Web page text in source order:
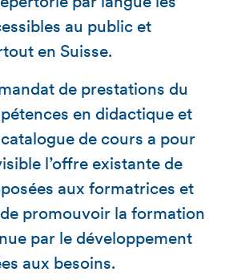
au public et
en Suisse.
de prestations du
en didactique et
de cours a pour
l’offre existante de
aux formatrices et
promouvoir la formation
par le développement
aux besoins.